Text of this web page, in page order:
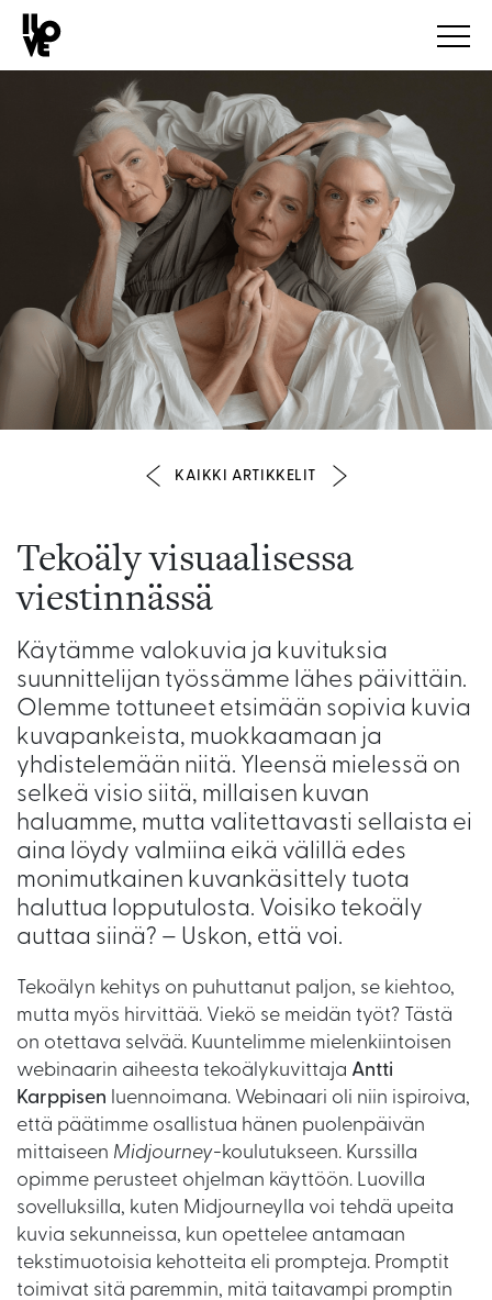
KAIKKI ARTIKKELIT
Tekoäly visuaalisessa
viestinnässä
Käytämme valokuvia ja kuvituksia
suunnittelijan työssämme lähes päivittäin.
Olemme tottuneet etsimään sopivia kuvia
kuvapankeista, muokkaamaan ja
yhdistelemään niitä. Yleensä mielessä on
selkeä visio siitä, millaisen kuvan
haluamme, mutta valitettavasti sellaista ei
aina löydy valmiina eikä välillä edes
monimutkainen kuvankäsittely tuota
haluttua lopputulosta. Voisiko tekoäly
auttaa siinä? – Uskon, että voi.
Tekoälyn kehitys on puhuttanut paljon, se kiehtoo,
mutta myös hirvittää. Viekö se meidän työt? Tästä
on otettava selvää. Kuuntelimme mielenkiintoisen
webinaarin aiheesta tekoälykuvittaja Antti
Karppisen luennoimana. Webinaari oli niin ispiroiva,
että päätimme osallistua hänen puolenpäivän
mittaiseen Midjourney-koulutukseen. Kurssilla
opimme perusteet ohjelman käyttöön. Luovilla
sovelluksilla, kuten Midjourneylla voi tehdä upeita
kuvia sekunneissa, kun opettelee antamaan
tekstimuotoisia kehotteita eli prompteja. Promptit
toimivat sitä paremmin, mitä taitavampi promptin